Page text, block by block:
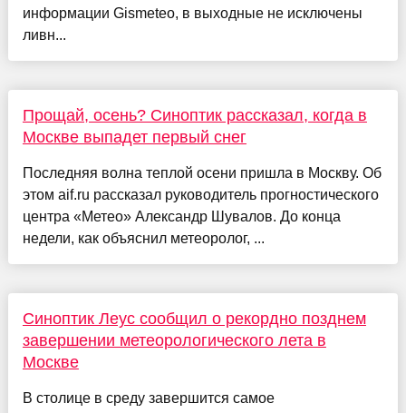
информации Gismeteo, в выходные не исключены
ливн...
Прощай, осень? Синоптик рассказал, когда в
Москве выпадет первый снег
Последняя волна теплой осени пришла в Москву. Об
этом aif.ru рассказал руководитель прогностического
центра «Метео» Александр Шувалов. До конца
недели, как объяснил метеоролог, ...
Синоптик Леус сообщил о рекордно позднем
завершении метеорологического лета в
Москве
В столице в среду завершится самое